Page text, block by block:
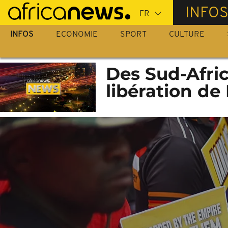
Passer
au
contenu
INFOS
INFOS ECONOMIE SPORT CULTURE
Des Sud-
libération de